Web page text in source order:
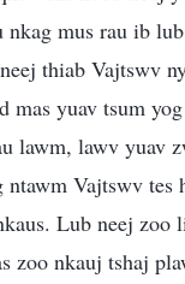
nkag mus rau ib
thiab Vajtswv
yuav tsum
lawm, lawv
ntawm Vajtswv
Lub neej
zoo nkauj tshaj